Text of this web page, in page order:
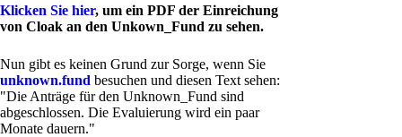
Klicken Sie hier, um ein PDF der Einreichung
von Cloak an den Unkown_Fund zu sehen.
Nun gibt es keinen Grund zur Sorge, wenn Sie
unknown.fund besuchen und diesen Text sehen:
"Die Anträge für den Unknown_Fund sind
abgeschlossen. Die Evaluierung wird ein paar
Monate dauern."